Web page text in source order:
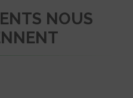
NOUS